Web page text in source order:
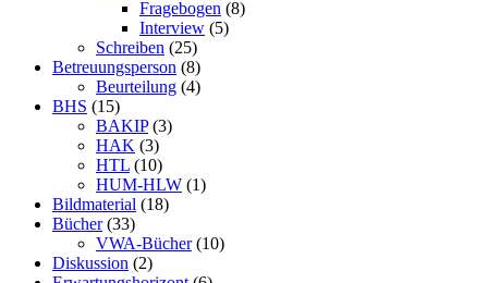
Fragebogen (8)
Interview (5)
Schreiben (25)
Betreuungsperson (8)
Beurteilung (4)
BHS (15)
BAKIP(3)
HAK (3)
HTL (10)
HUM-HLW (1)
Bildmaterial (18)
Bücher(33)
VWA-Bücher(10)
Diskussion (2)